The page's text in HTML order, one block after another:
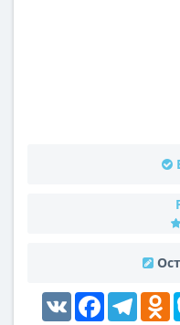
VK Facebook